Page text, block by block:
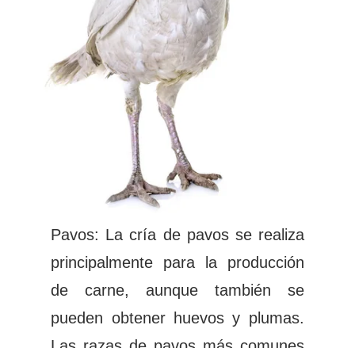
Pavos: La cría de pavos se realiza
principalmente para la producción
de carne, aunque también se
pueden obtener huevos y plumas.